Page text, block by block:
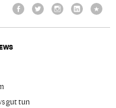
gut tun